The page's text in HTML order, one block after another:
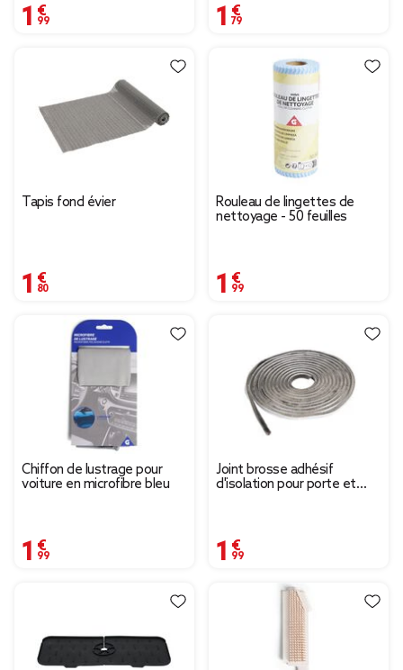
1,99 € 1,79 €
Tapis fond évier
1,80 €
Rouleau de lingettes de
nettoyage - 50 feuilles
1,99 €
Chiffon de lustrage pour
voiture en microfibre bleu
1,99 €
Joint brosse adhésif
d'isolation pour porte et
1,99 €